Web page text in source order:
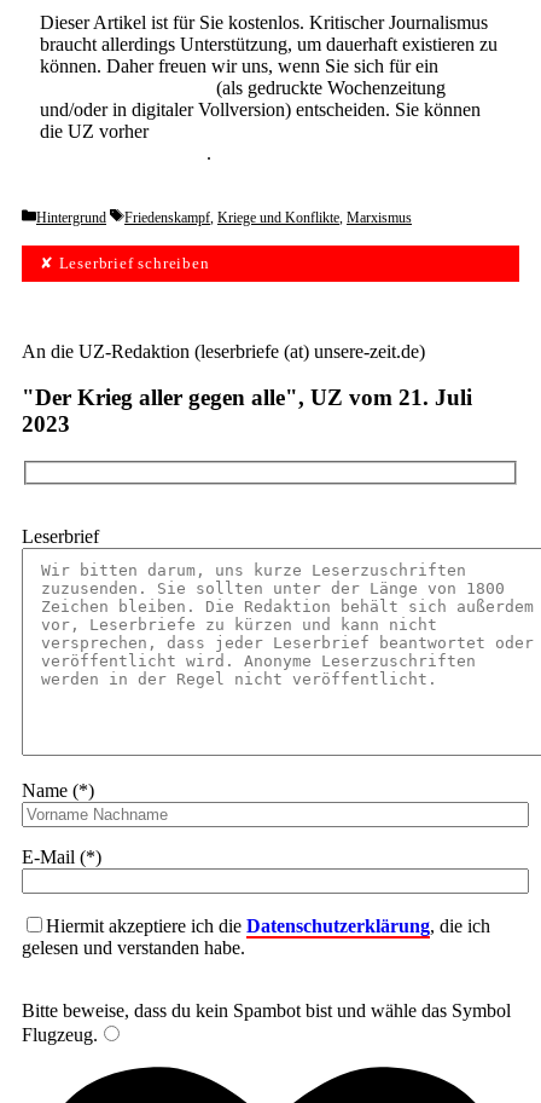
Dieser Artikel ist für Sie kostenlos. Kritischer Journalismus
braucht allerdings Unterstützung, um dauerhaft existieren zu
können. Daher freuen wir uns, wenn Sie sich für ein
(als gedruckte Wochenzeitung
und/oder in digitaler Vollversion) entscheiden. Sie können
die UZ vorher
.
Categories
Hintergrund Tags
Friedenskampf, Kriege und Konflikte, Marxismus
✘ Leserbrief schreiben
An die UZ-Redaktion (leserbriefe (at) unsere-zeit.de)
"Der Krieg aller gegen alle", UZ vom 21. Juli
2023
Leserbrief
Name (*)
E-Mail (*)
Hiermit akzeptiere ich die Datenschutzerklärung, die ich
gelesen und verstanden habe.
Bitte beweise, dass du kein Spambot bist und wähle das Symbol
Flugzeug.